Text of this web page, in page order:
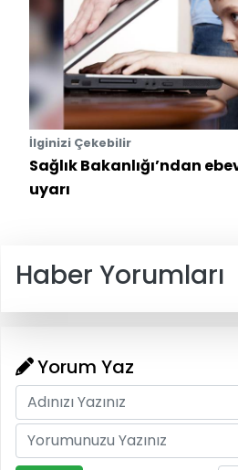
İlginizi Çekebilir
Sağlık Bakanlığı’ndan
uyarı
Haber Yorumları
Yorum Yaz